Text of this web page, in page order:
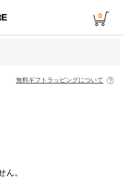
0
無休 】
無休 】
無料ギフトラッピングについて
。